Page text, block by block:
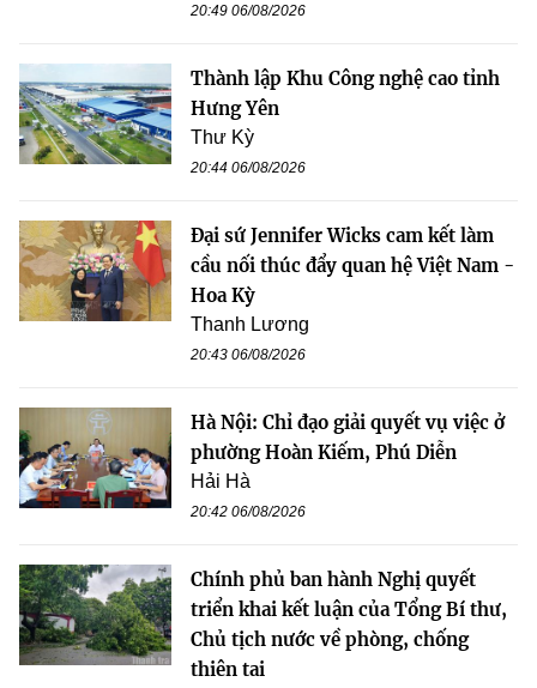
20:49 06/08/2026
Thành lập Khu Công nghệ cao tỉnh
Hưng Yên
Thư Kỳ
20:44 06/08/2026
Đại sứ Jennifer Wicks cam kết làm
cầu nối thúc đẩy quan hệ Việt Nam -
Hoa Kỳ
Thanh Lương
20:43 06/08/2026
Hà Nội: Chỉ đạo giải quyết vụ việc ở
phường Hoàn Kiếm, Phú Diễn
Hải Hà
20:42 06/08/2026
Chính phủ ban hành Nghị quyết
triển khai kết luận của Tổng Bí thư,
Chủ tịch nước về phòng, chống
thiên tai